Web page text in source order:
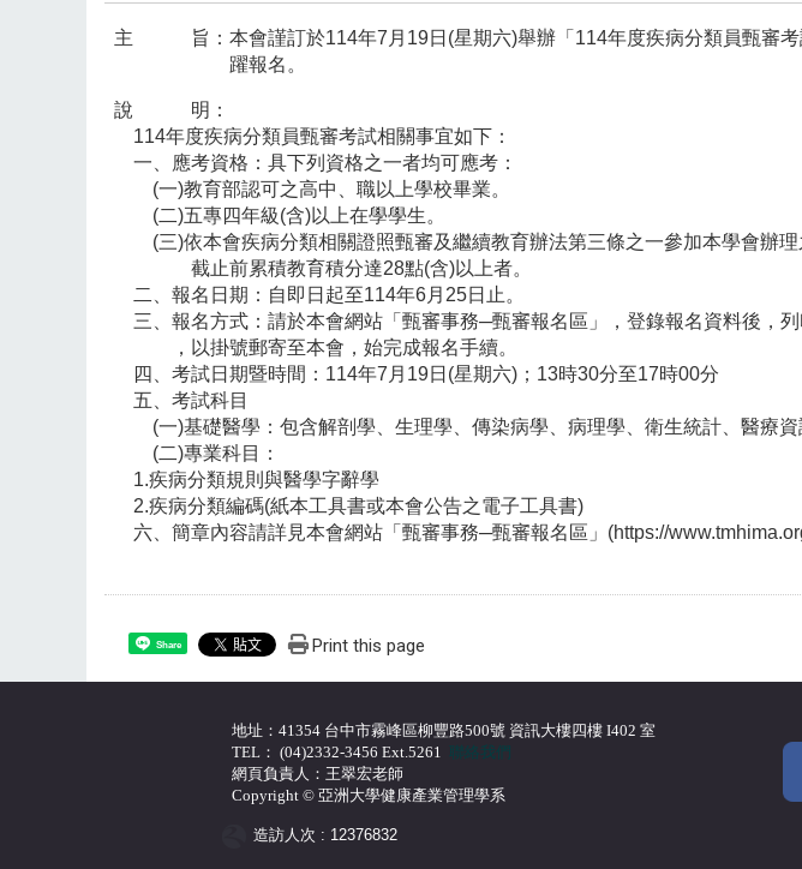
主 旨：本會謹訂於114年7月19日(星期六)舉辦「114年度疾病分類員甄審考
躍報名。
說 明：
114年度疾病分類員甄審考試相關事宜如下：
一、應考資格：具下列資格之一者均可應考：
(一)教育部認可之高中、職以上學校畢業。
(二)五專四年級(含)以上在學學生。
(三)依本會疾病分類相關證照甄審及繼續教育辦法第三條之一參加本學會辦理
截止前累積教育積分達28點(含)以上者。
二、報名日期：自即日起至114年6月25日止。
三、報名方式：請於本會網站「甄審事務─甄審報名區」，登錄報名資料後，
，以掛號郵寄至本會，始完成報名手續。
四、考試日期暨時間：114年7月19日(星期六)；13時30分至17時00分
五、考試科目
(一)基礎醫學：包含解剖學、生理學、傳染病學、病理學、衛生統計、醫療資
(二)專業科目：
1.疾病分類規則與醫學字辭學
2.疾病分類編碼(紙本工具書或本會公告之電子工具書)
六、簡章內容請詳見本會網站「甄審事務─甄審報名區」(https://
Share Print this page
地址：41354 台中市霧峰區柳豐路500號 資訊大樓四樓 I402 室
TEL： (04)2332-3456 Ext.5261 聯絡我們
網頁負責人：王翠宏老師
Copyright © 亞洲大學健康產業管理學系
造訪人次 : 12376832